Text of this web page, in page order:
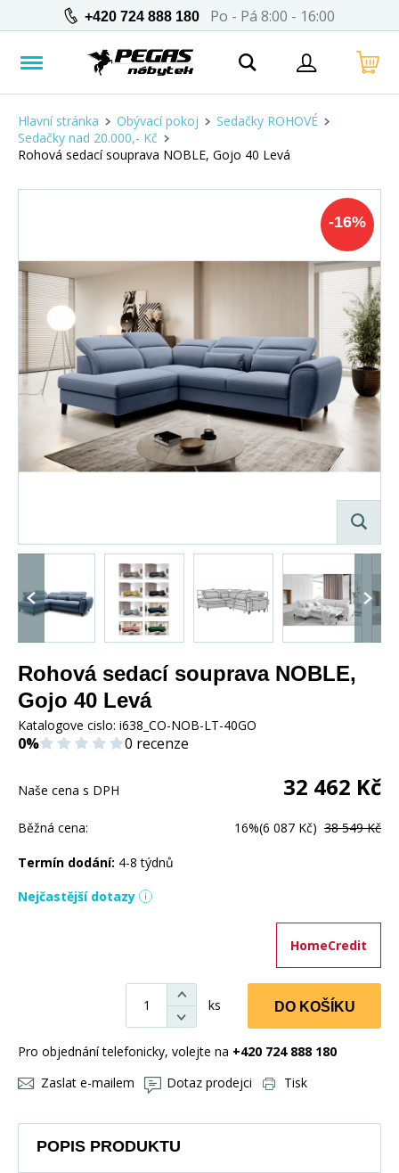
+420 724 888 180 Po - Pá 8:00 - 16:00
Hlavní stránka Obývací pokoj
Sedačky ROHOVÉ
Sedačky nad 20.000,- Kč
Rohová sedací souprava NOBLE, Gojo 40 Levá
-16%
Rohová sedací souprava NOBLE,
Gojo 40 Levá
Katalogove cislo: i638_CO-NOB-LT-40GO
0% 0 recenze
Naše cena s DPH 32 462 Kč
Běžná cena: 16%(6 087 Kč) 38 549 Kč
Termín dodání: 4-8 týdnů
Nejčastější dotazy
HomeCredit
ks DO KOŠÍKU
Pro objednání telefonicky, volejte na +420 724 888 180
Zaslat e-mailem
Dotaz prodejci Tisk
POPIS PRODUKTU